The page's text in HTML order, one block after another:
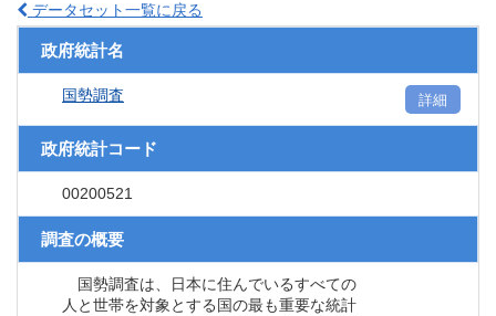
データセット一覧に戻る
政府統計名
国勢調査 詳細
政府統計コード
00200521
調査の概要
国勢調査は、日本に住んでいるすべての
人と世帯を対象とする国の最も重要な統計